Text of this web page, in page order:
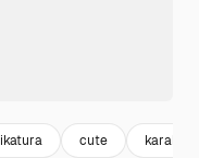
cute karakter